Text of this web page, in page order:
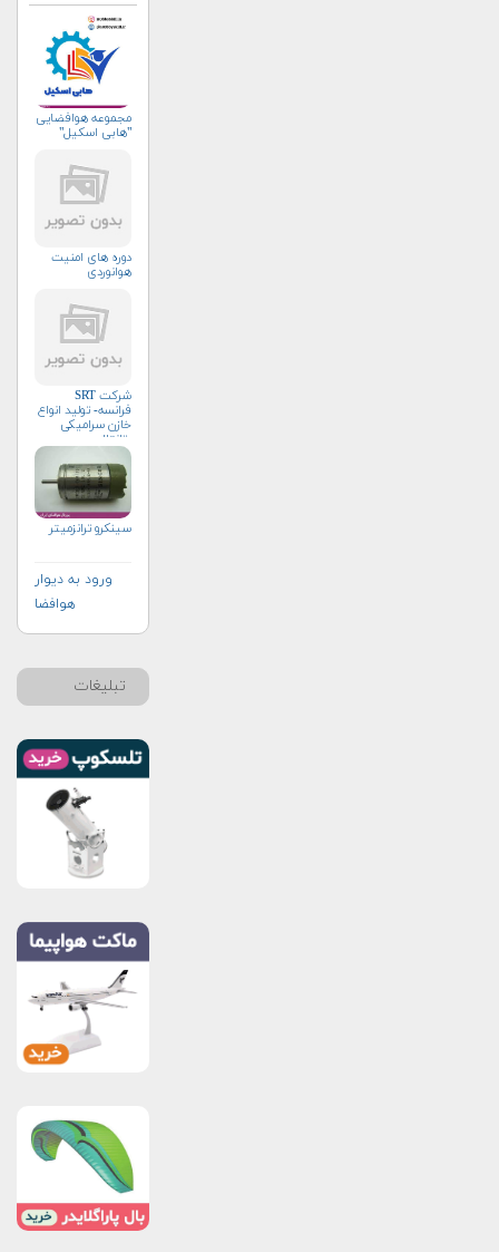
مجموعه هوافضایی
"هابی اسکیل"
دوره های امنیت
هوانوردی
شرکت SRT
فرانسه- تولید انواع
خازن سرامیکی
وتانتال
سینکرو ترانزمیتر
ورود به دیوار
هوافضا
تبلیغات